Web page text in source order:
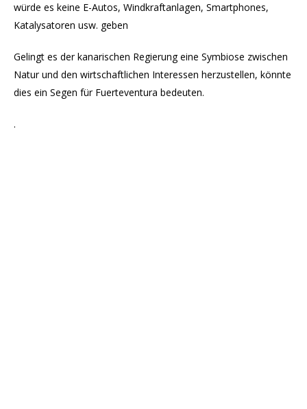
würde es keine E-Autos, Windkraftanlagen, Smartphones,
Katalysatoren usw. geben
Gelingt es der kanarischen Regierung eine Symbiose zwischen
Natur und den wirtschaftlichen Interessen herzustellen, könnte
dies ein Segen für Fuerteventura bedeuten.
.